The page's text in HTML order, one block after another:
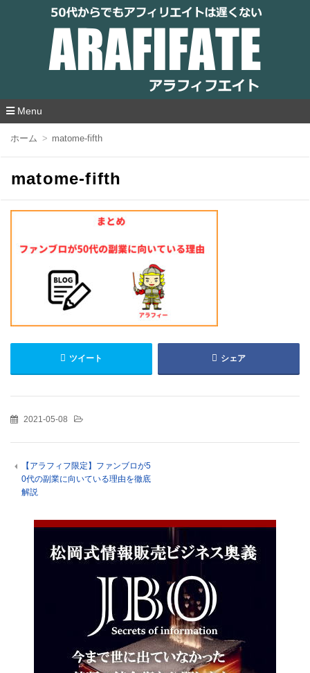
アラフィフエイト｜ 50代からでもアフィリ
エイトは遅くない
Menu
移
ホーム matome-fifth
matome-fifth
ツイート シェア
2021-05-08
【アラフィフ限定】ファンブロが5
0代の副業に向いている理由を徹底
解説